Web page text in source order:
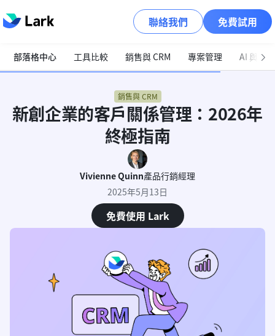
聯絡我們 免費試用
部落格中心 工具比較 銷售與 CRM 專案管理 AI 與自
銷售與 CRM
新創企業的客戶關係管理：2026年
終極指南
Vivienne Quinn產品行銷經理
2025年5月13日
免費使用 Lark